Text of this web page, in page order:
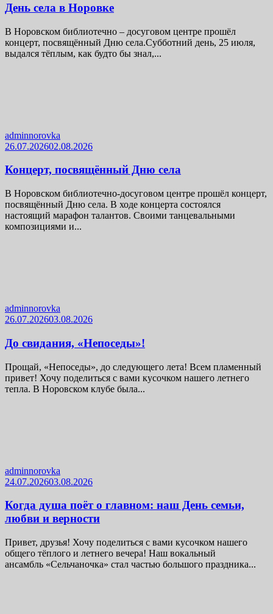
День села в Норовке
В Норовском библиотечно – досуговом центре прошёл
концерт, посвящённый Дню села.Субботний день, 25 июля,
выдался тёплым, как будто бы знал,...
adminnorovka
26.07.202602.08.2026
Концерт, посвящённый Дню села
В Норовском библиотечно-досуговом центре прошёл концерт,
посвящённый Дню села. В ходе концерта состоялся
настоящий марафон талантов. Своими танцевальными
композициями и...
adminnorovka
26.07.202603.08.2026
До свидания, «Непоседы»!
Прощай, «Непоседы», до следующего лета! Всем пламенный
привет! Хочу поделиться с вами кусочком нашего летнего
тепла. В Норовском клубе была...
adminnorovka
24.07.202603.08.2026
Когда душа поёт о главном: наш День семьи,
любви и верности
Привет, друзья! Хочу поделиться с вами кусочком нашего
общего тёплого и летнего вечера! Наш вокальный
ансамбль «Сельчаночка» стал частью большого праздника...